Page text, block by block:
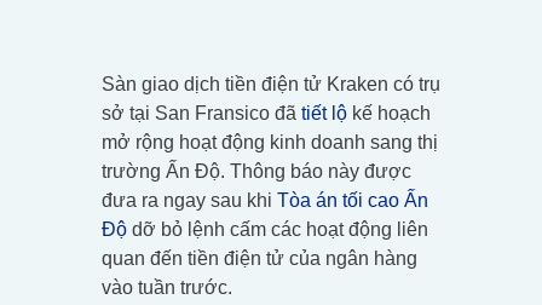
Sàn giao dịch tiền điện tử Kraken có trụ
sở tại San Fransico đã tiết lộ kế hoạch
mở rộng hoạt động kinh doanh sang thị
trường Ấn Độ. Thông báo này được
đưa ra ngay sau khi Tòa án tối cao Ấn
Độ dỡ bỏ lệnh cấm các hoạt động liên
quan đến tiền điện tử của ngân hàng
vào tuần trước.